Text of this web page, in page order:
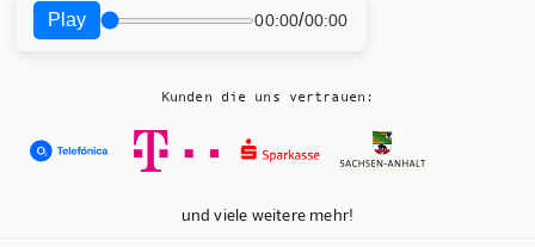
Play 00:00/00:00
Kunden die uns vertrauen:
und viele weitere mehr!